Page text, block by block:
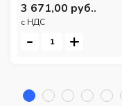
3 671,00 руб..
c НДС
- +